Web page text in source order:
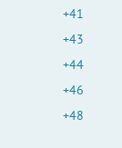
+41
+43
+44
+46
+48